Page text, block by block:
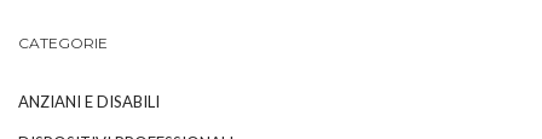
CATEGORIE
ANZIANI E DISABILI